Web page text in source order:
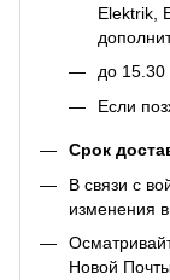
Elektrik,
до 15.30
Если
Срок
В связи с
изменения
Новой